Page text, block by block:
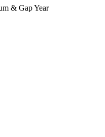
& Gap Year